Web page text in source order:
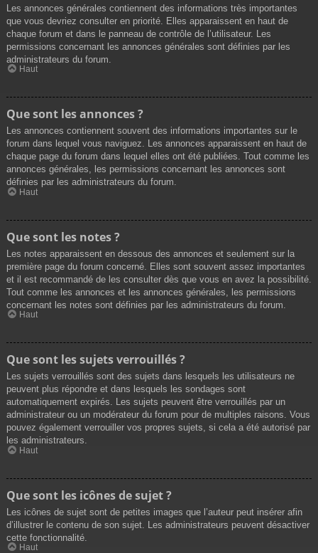
Les annonces générales contiennent des informations très importantes
que vous devriez consulter en priorité. Elles apparaissent en haut de
chaque forum et dans le panneau de contrôle de l’utilisateur. Les
permissions concernant les annonces générales sont définies par les
administrateurs du forum.
Haut
Que sont les annonces ?
Les annonces contiennent souvent des informations importantes sur le
forum dans lequel vous naviguez. Les annonces apparaissent en haut de
chaque page du forum dans lequel elles ont été publiées. Tout comme les
annonces générales, les permissions concernant les annonces sont
définies par les administrateurs du forum.
Haut
Que sont les notes ?
Les notes apparaissent en dessous des annonces et seulement sur la
première page du forum concerné. Elles sont souvent assez importantes
et il est recommandé de les consulter dès que vous en avez la possibilité.
Tout comme les annonces et les annonces générales, les permissions
concernant les notes sont définies par les administrateurs du forum.
Haut
Que sont les sujets verrouillés ?
Les sujets verrouillés sont des sujets dans lesquels les utilisateurs ne
peuvent plus répondre et dans lesquels les sondages sont
automatiquement expirés. Les sujets peuvent être verrouillés par un
administrateur ou un modérateur du forum pour de multiples raisons. Vous
pouvez également verrouiller vos propres sujets, si cela a été autorisé par
les administrateurs.
Haut
Que sont les icônes de sujet ?
Les icônes de sujet sont de petites images que l’auteur peut insérer afin
d’illustrer le contenu de son sujet. Les administrateurs peuvent désactiver
cette fonctionnalité.
Haut